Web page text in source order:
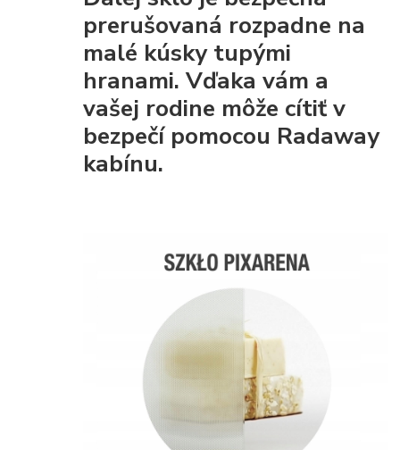
prerušovaná rozpadne na
malé kúsky tupými
hranami. Vďaka vám a
vašej rodine môže cítiť v
bezpečí pomocou Radaway
kabínu.